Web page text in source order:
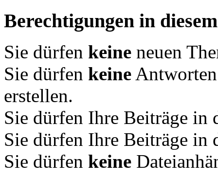
Berechtigungen in
Sie dürfen keine neuen
Sie dürfen keine
erstellen.
Sie dürfen Ihre Beiträge in
Sie dürfen Ihre Beiträge in
Sie dürfen keine